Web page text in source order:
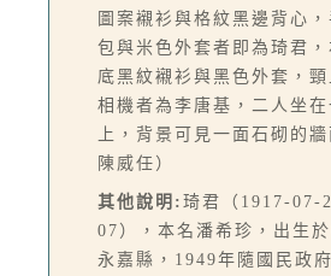
圖案襯衫與格紋黑邊背心
包與米色外套者即為琦君，
底黑紋襯衫與黑色外套，
相機者為李唐基，二人坐
上，背景可見一面石砌的
陳威任）
其他說明: 琦君（1917-07-
07），本名潘希珍，出生
永嘉縣，1949年隨國民政